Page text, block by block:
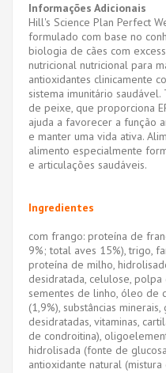
Informações Adicionais
Hill's Science Plan Perfect
formulado com base no
biologia de cães com
nutricional nutricional para
antioxidantes clinicamente
sistema imunitário
de peixe, que proporciona
ajuda a favorecer a função
e manter uma vida ativa.
alimento especialmente
e articulações saudáveis.
Ingredientes
com frango: proteína de
9%; total aves 15%), trigo,
proteína de milho,
desidratada, celulose,
sementes de linho, óleo de
(1,9%), substâncias
desidratadas, vitaminas,
de condroitina),
hidrolisada (fonte de
antioxidante natural